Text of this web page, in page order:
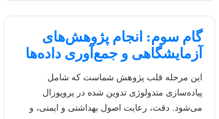
گام سوم: انجام پژوهش‌های
آزمایشگاهی و جمع‌آوری داده‌ها
این مرحله قلب پژوهش شماست که شامل
پیاده‌سازی متدولوژی تدوین شده در پروپوزال
می‌شود. دقت، رعایت اصول بهداشتی و ایمنی، و